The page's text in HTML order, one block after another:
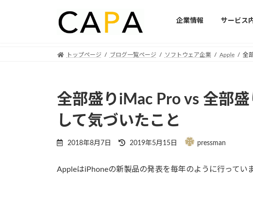
企業情報 サービス
トップページ ブログ一覧ページ ソフトウェア企業 Apple 全
全部盛りiMac Pro vs 全部
して気づいたこと
2018年8月7日
Last
updated
2019年5月15日 pressman
AppleはiPhoneの新製品の発表を毎年のように行っていま